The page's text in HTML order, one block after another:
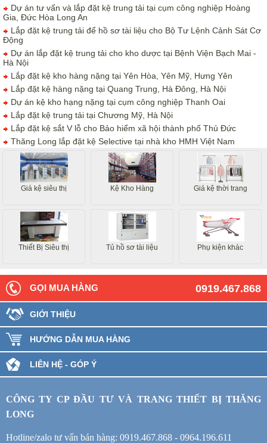
Dự án tư vấn và lắp đặt kệ trung tải tại cụm công nghiệp Hoàng
Gia, Đức Hòa Long An
Lắp đặt kệ trung tải để hồ sơ tài liệu cho Bộ Tư Lệnh Cảnh Sát Cơ
Động
Dự án lắp đặt kệ trung tải cho kho dược tại Bệnh Viện Bạch Mai -
Hà Nội
Lắp đặt kệ kho hàng nặng tại Yên Hòa, Yên Mỹ, Hưng Yên
Lắp đặt kệ hàng nặng tại Quang Trung, Hà Đông, Hà Nội
Dự án kệ kho hạng nặng tại cụm công nghiệp Thanh Oai
Lắp đặt kệ trung tải tại Chương Mỹ, Hà Nội
Lắp đặt kệ sắt V lỗ cho Bảo hiểm xã hội thành phố Thủ Đức
Thăng Long lắp đặt kệ Selective tại nhà kho HMH Việt Nam
Giá kệ siêu thị Kệ Kho Hàng Giá kệ thời trang
Thiết Bị Siêu thị Tủ hồ sơ tài liệu Phụ kiện khác
0919.467.868
GỌI MUA HÀNG
GIỚI THIỆU
HƯỚNG DẪN MUA HÀNG
LIÊN HỆ - GÓP Ý
CÔNG TY CP ĐẦU TƯ VÀ TRANG THIẾT BỊ THĂNG
LONG
Hotline/zalo tư vấn bán hàng: 0919.467.868 - 0964.196.611